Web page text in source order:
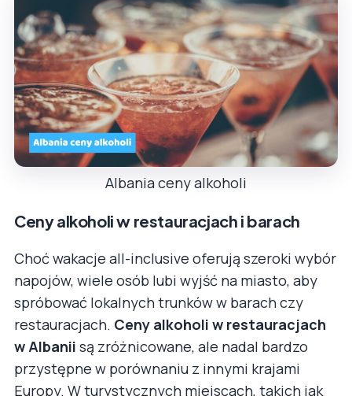
Albania ceny alkoholi
Ceny alkoholi w restauracjach i barach
Choć wakacje all-inclusive oferują szeroki wybór
napojów, wiele osób lubi wyjść na miasto, aby
spróbować lokalnych trunków w barach czy
restauracjach. Ceny alkoholi w restauracjach
w Albanii są zróżnicowane, ale nadal bardzo
przystępne w porównaniu z innymi krajami
Europy. W turystycznych miejscach, takich jak